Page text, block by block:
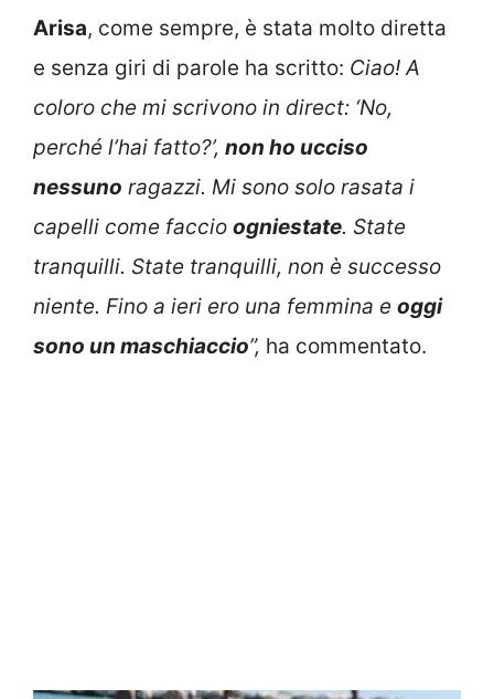
Arisa, come sempre, è stata molto diretta
e senza giri di parole ha scritto: Ciao! A
coloro che mi scrivono in direct: ‘No,
perché l’hai fatto?’, non ho ucciso
nessuno ragazzi. Mi sono solo rasata i
capelli come faccio ogniestate. State
tranquilli. State tranquilli, non è successo
niente. Fino a ieri ero una femmina e oggi
sono un maschiaccio”, ha commentato.